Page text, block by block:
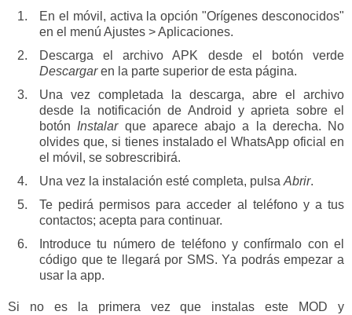
En el móvil, activa la opción "Orígenes desconocidos"
en el menú Ajustes > Aplicaciones.
Descarga el archivo APK desde el botón verde
Descargaren la parte superior de esta página.
Una vez completada la descarga, abre el archivo
desde la notificación de Android y aprieta sobre el
botónInstalarque aparece abajo a la derecha. No
olvides que, si tienes instalado el WhatsApp oficial en
el móvil, se sobrescribirá.
Una vez la instalación esté completa, pulsaAbrir.
Te pedirá permisos para acceder al teléfono y a tus
contactos; acepta para continuar.
Introduce tu número de teléfono y confírmalo con el
código que te llegará por SMS. Ya podrás empezar a
usar la app.
Si no es la primera vez que instalas este MOD y